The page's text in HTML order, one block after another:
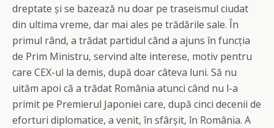
dreptate și se bazează nu doar pe traseismul ciudat
din ultima vreme, dar mai ales pe trădările sale. În
primul rând, a trădat partidul când a ajuns în funcția
de Prim Ministru, servind alte interese, motiv pentru
care CEX-ul la demis, după doar câteva luni. Să nu
uităm apoi că a trădat România atunci când nu l-a
primit pe Premierul Japoniei care, după cinci decenii de
eforturi diplomatice, a venit, în sfârșit, în România. A